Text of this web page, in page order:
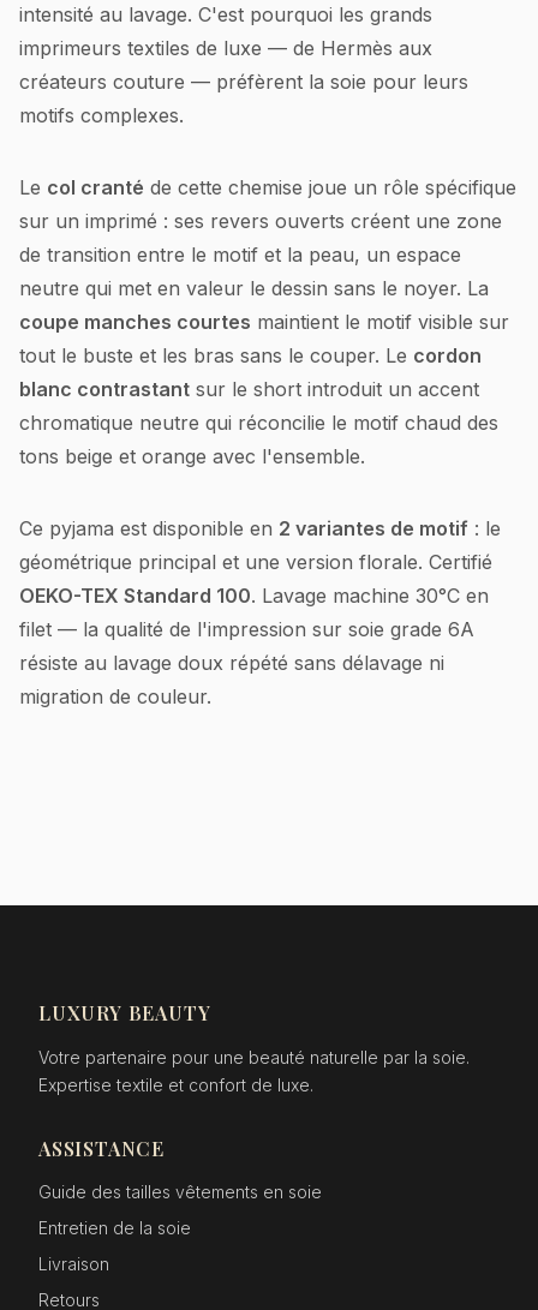
intensité au lavage. C'est pourquoi les grands
imprimeurs textiles de luxe — de Hermès aux
créateurs couture — préfèrent la soie pour leurs
motifs complexes.
Le col cranté de cette chemise joue un rôle spécifique
sur un imprimé : ses revers ouverts créent une zone
de transition entre le motif et la peau, un espace
neutre qui met en valeur le dessin sans le noyer. La
coupe manches courtes maintient le motif visible sur
tout le buste et les bras sans le couper. Le cordon
blanc contrastant sur le short introduit un accent
chromatique neutre qui réconcilie le motif chaud des
tons beige et orange avec l'ensemble.
Ce pyjama est disponible en 2 variantes de motif : le
géométrique principal et une version florale. Certifié
OEKO-TEX Standard 100. Lavage machine 30°C en
filet — la qualité de l'impression sur soie grade 6A
résiste au lavage doux répété sans délavage ni
migration de couleur.
LUXURY BEAUTY
Votre partenaire pour une beauté naturelle par la soie.
Expertise textile et confort de luxe.
ASSISTANCE
Guide des tailles vêtements en soie
Entretien de la soie
Livraison
Retours